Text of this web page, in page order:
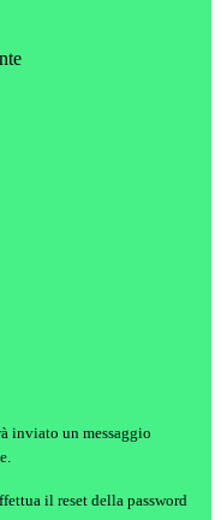
inviato un messaggio
il reset della password